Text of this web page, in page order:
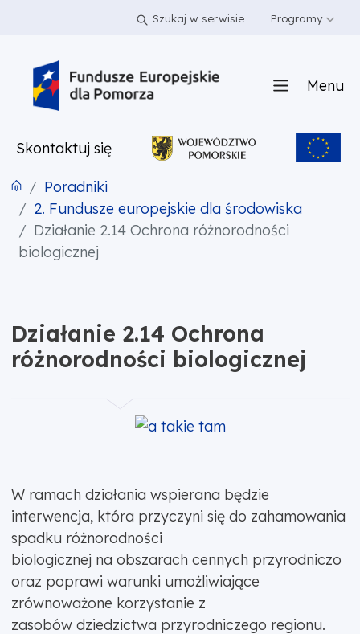
PRZEJDŹ DO TREŚCI Szukaj w serwisie Programy
Menu
Skontaktuj się
Poradniki
2. Fundusze europejskie dla środowiska
Działanie 2.14 Ochrona różnorodności
biologicznej
Działanie 2.14 Ochrona
różnorodności biologicznej
W ramach działania wspierana będzie
interwencja, która przyczyni się do zahamowania
spadku różnorodności
biologicznej na obszarach cennych przyrodniczo
oraz poprawi warunki umożliwiające
zrównoważone korzystanie z
zasobów dziedzictwa przyrodniczego regionu.